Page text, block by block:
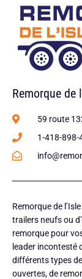
Remorque de
59 route
1-418-898-
Remorque de
trailers neufs ou
remorque pour
leader incontesté
différents types
ouvertes, de